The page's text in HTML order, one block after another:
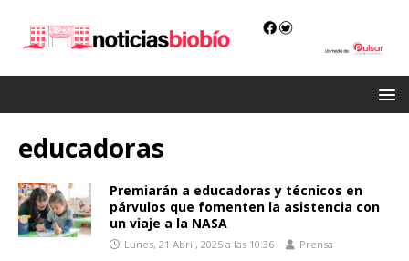
educadoras
Premiarán a educadoras y técnicos en
párvulos que fomenten la asistencia con
un viaje a la NASA
Lunes, 21 Abril, 2025 a las 10:36 Prensa